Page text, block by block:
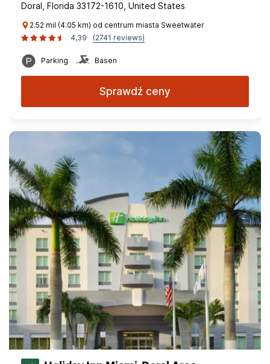
Doral, Florida 33172-1610, United States
2.52 mil (4.05 km) od centrum miasta Sweetwater
4,39
(2741 reviews)
Parking Basen
Sprawdź ceny